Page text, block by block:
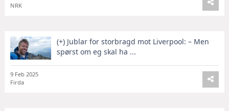
NRK
(+) Jublar for storbragd mot Liverpool: – Men
spørst om eg skal ha ...
9 Feb 2025
Firda